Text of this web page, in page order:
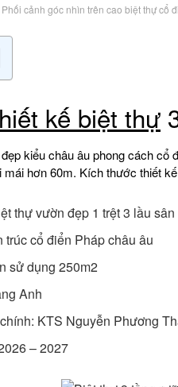
Phối cảnh góc nhìn trên cao biệt thự cổ
kế biệt thự
kiểu châu âu phong cách cổ
mái hơn 60m. Kích thước thiết
thự vườn đẹp 1 trệt 3 lầu
trúc cổ điển Pháp châu âu
sử dụng 250m2
Anh
KTS Nguyễn Phương
– 2027